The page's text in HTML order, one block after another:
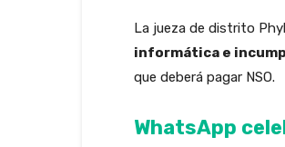
La jueza de distrito
informática e
que deberá pagar NSO.
WhatsApp